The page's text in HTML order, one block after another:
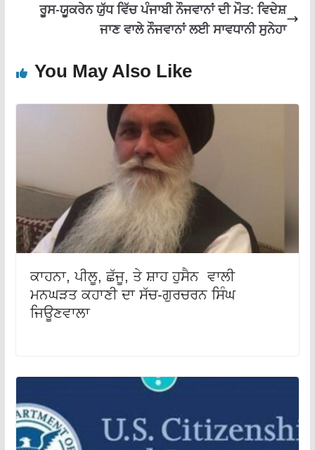
ਰੂਸ-ਯੂਕਰੇਨ ਯੁੱਧ ਵਿੱਚ ਪੰਜਾਬੀ ਨੌਜਵਾਨਾਂ ਦੀ ਮੌਤ: ਵਿਦੇਸ਼
ਜਾਣ ਵਾਲੇ ਨੌਜਵਾਨਾਂ ਲਈ ਸਾਵਧਾਨੀ ਸੁਨੇਹਾ
You May Also Like
ਕਾਹਨਾ, ਪੀਲੂ, ਛੱਜੂ, ਤੇ ਸ਼ਾਹ ਹੁਸੈਨ ਵਾਲੀ
ਮਨਘੜਤ ਕਹਾਣੀ ਦਾ ਸੱਚ-ਗੁਰਚਰਨ ਸਿੰਘ
ਜਿਊਣਵਾਲਾ